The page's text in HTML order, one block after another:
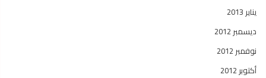
يناير 2013
ديسمبر 2012
نوفمبر 2012
أكتوبر 2012